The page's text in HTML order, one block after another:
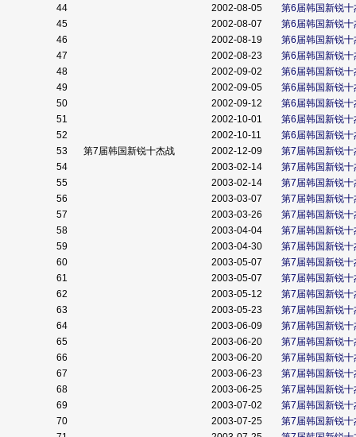
44
2002-08-05
第6届韩国新锐十
45
2002-08-07
第6届韩国新锐十
46
2002-08-19
第6届韩国新锐十
47
2002-08-23
第6届韩国新锐十
48
2002-09-02
第6届韩国新锐十
49
2002-09-05
第6届韩国新锐十
50
2002-09-12
第6届韩国新锐十
51
2002-10-01
第6届韩国新锐
52
2002-10-11
第6届韩国新锐
53
第7届韩国新锐十杰战 2002-12-09
第7届韩国新锐十
54
2003-02-14
第7届韩国新锐十
55
2003-02-14
第7届韩国新锐十
56
2003-03-07
第7届韩国新锐十
57
2003-03-26
第7届韩国新锐十
58
2003-04-04
第7届韩国新锐十
59
2003-04-30
第7届韩国新锐十
60
2003-05-07
第7届韩国新锐十
61
2003-05-07
第7届韩国新锐十
62
2003-05-12
第7届韩国新锐十
63
2003-05-23
第7届韩国新锐十
64
2003-06-09
第7届韩国新锐十
65
2003-06-20
第7届韩国新锐十
66
2003-06-20
第7届韩国新锐十
67
2003-06-23
第7届韩国新锐十
68
2003-06-25
第7届韩国新锐十
69
2003-07-02
第7届韩国新锐十
70
2003-07-25
第7届韩国新锐十